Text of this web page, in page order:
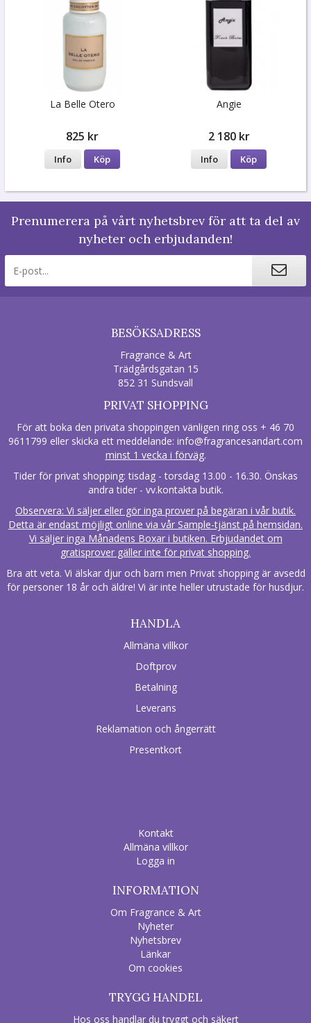
La Belle Otero
825 kr
Info Köp
Angie
2 180 kr
Info Köp
Prenumerera på vårt nyhetsbrev för att ta del av
nyheter och erbjudanden!
BESÖKSADRESS
Fragrance & Art
Trädgårdsgatan 15
852 31 Sundsvall
PRIVAT SHOPPING
För att boka den privata shoppingen vänligen ring oss + 46 70
9611799 eller skicka ett meddelande: info@fragrancesandart.com
minst 1 vecka i förväg.
Tider för privat shopping: tisdag - torsdag 13.00 - 16.30. Önskas
andra tider - vv.kontakta butik.
Observera: Vi säljer eller gör inga prover på begäran i vår butik.
Detta är endast möjligt online via vår Sample-tjänst på hemsidan.
Vi säljer inga Månadens Boxar i butiken. Erbjudandet om
gratisprover gäller inte för privat shopping.
Bra att veta. Vi älskar djur och barn men Privat shopping är avsedd
för personer 18 år och äldre! Vi är inte heller utrustade för husdjur.
HANDLA
Allmäna villkor
Doftprov
Betalning
Leverans
Reklamation och ångerrätt
Presentkort
Kontakt
Allmäna villkor
Logga in
INFORMATION
Om Fragrance & Art
Nyheter
Nyhetsbrev
Länkar
Om cookies
TRYGG HANDEL
Hos oss handlar du tryggt och säkert